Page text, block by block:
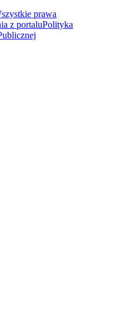
prawa
z portaluPolityka